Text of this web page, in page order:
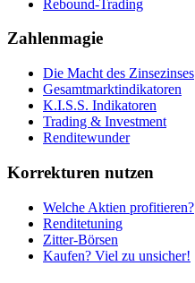
Rebound-Trading
Zahlenmagie
Die Macht des Zinsezinses
Gesamtmarktindikatoren
K.I.S.S. Indikatoren
Trading & Investment
Renditewunder
Korrekturen nutzen
Welche Aktien profitieren?
Renditetuning
Zitter-Börsen
Kaufen? Viel zu unsicher!